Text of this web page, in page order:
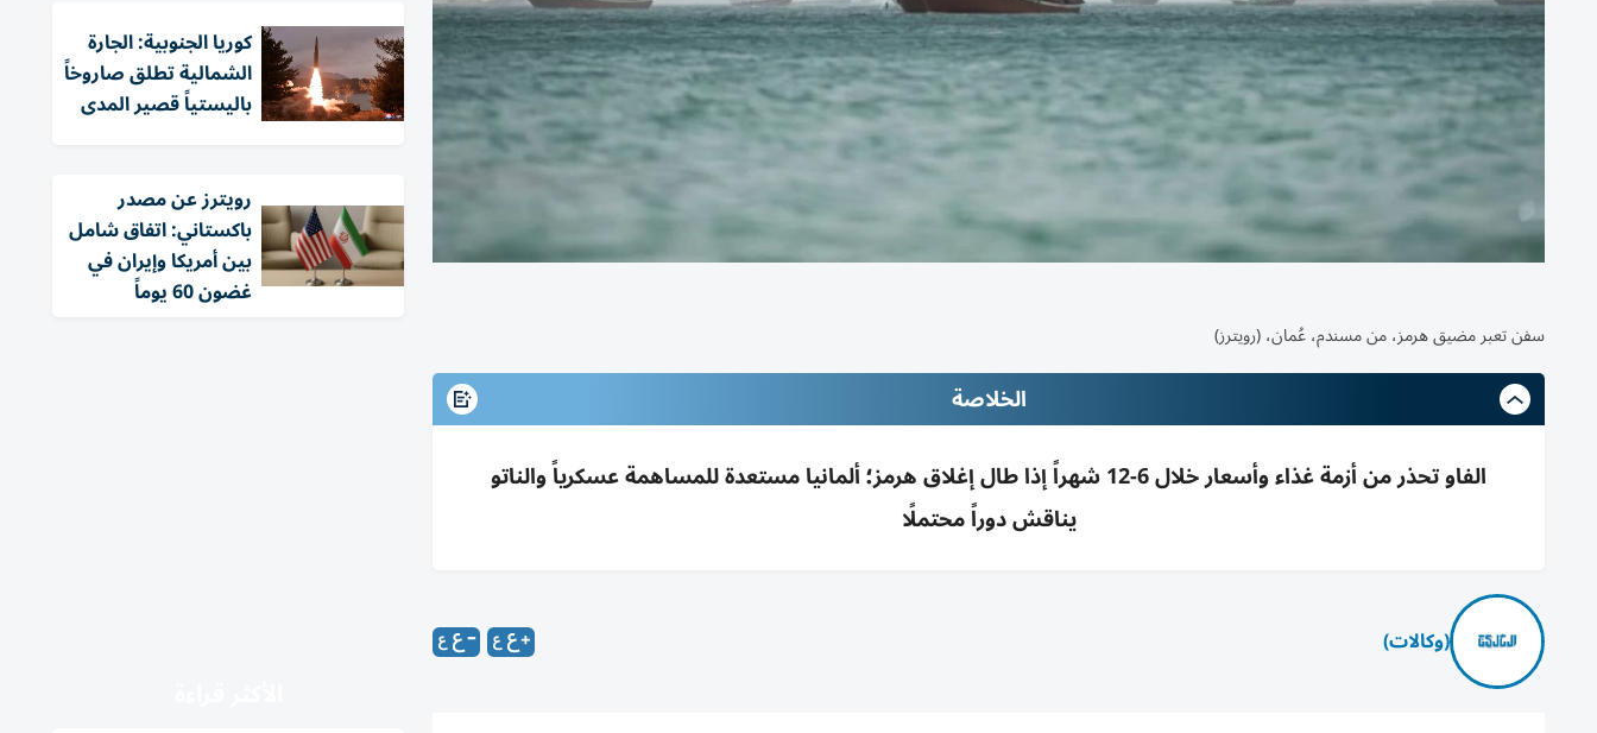
سفن تعبر مضيق هرمز، من مسندم، عُمان، (رويترز)
الخلاصة
الفاو تحذر من أزمة غذاء وأسعار خلال 6-12 شهراً إذا طال إغلاق هرمز؛ ألمانيا مستعدة للمساهمة عسكرياً والناتو
يناقش دوراً محتملًا
(وكالات)
كوريا الجنوبية: الجارة
الشمالية تطلق صاروخاً
باليستياً قصير المدى
‏رويترز عن مصدر
باكستاني: اتفاق شامل
بين أمريكا وإيران في
غضون 60 يوماً